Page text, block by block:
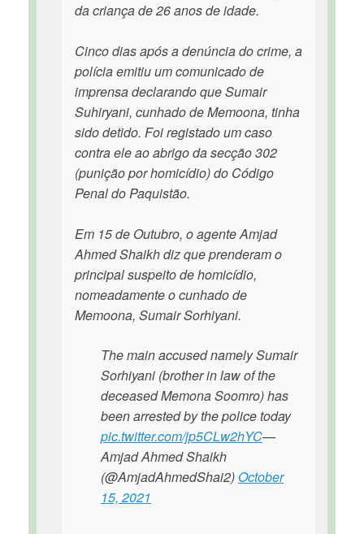
da criança de 26 anos de idade.
Cinco dias após a denúncia do crime, a
polícia emitiu um comunicado de
imprensa declarando que Sumair
Suhiryani, cunhado de Memoona, tinha
sido detido. Foi registado um caso
contra ele ao abrigo da secção 302
(punição por homicídio) do Código
Penal do Paquistão.
Em 15 de Outubro, o agente Amjad
Ahmed Shaikh diz que prenderam o
principal suspeito de homicídio,
nomeadamente o cunhado de
Memoona, Sumair Sorhiyani.
The main accused namely Sumair
Sorhiyani (brother in law of the
deceased Memona Soomro) has
been arrested by the police today
pic.twitter.com/jp5CLw2hYC—
Amjad Ahmed Shaikh
(@AmjadAhmedShai2) October
15, 2021